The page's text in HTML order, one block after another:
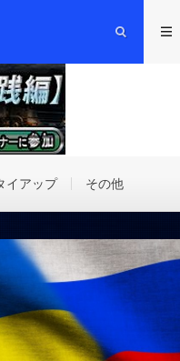
イアップ その他